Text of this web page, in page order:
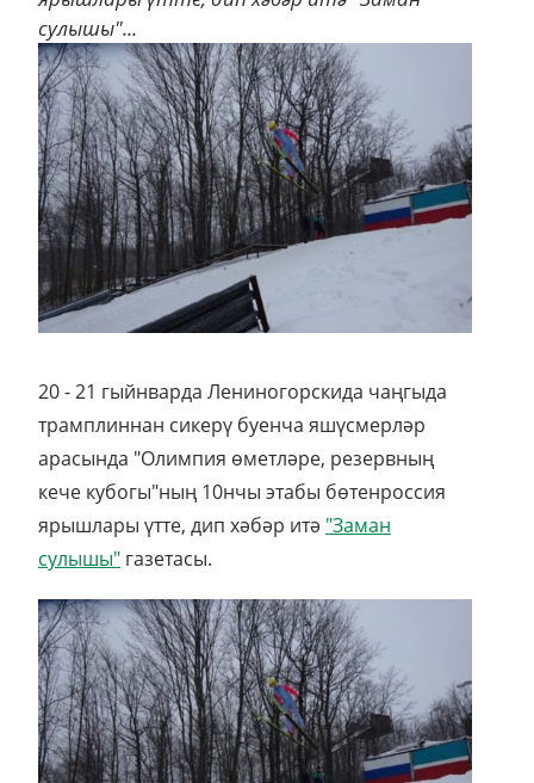
сулышы"...
20 - 21 гыйнварда Лениногорскида чаңгыда
трамплиннан сикерү буенча яшүсмерләр
арасында "Олимпия өметләре, резервның
кече кубогы"ның 10нчы этабы бөтенроссия
ярышлары үтте, дип хәбәр итә "Заман
сулышы" газетасы.